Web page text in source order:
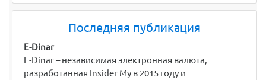
Последняя публикация
E-Dinar
E-Dinar – независимая электронная валюта,
разработанная Insider My в 2015 году и